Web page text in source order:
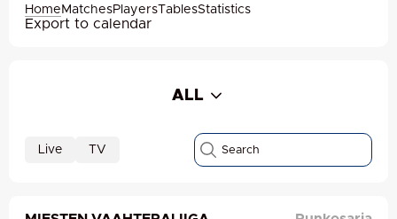
Home MatchesPlayers TablesStatistics
Export to calendar
Live TV